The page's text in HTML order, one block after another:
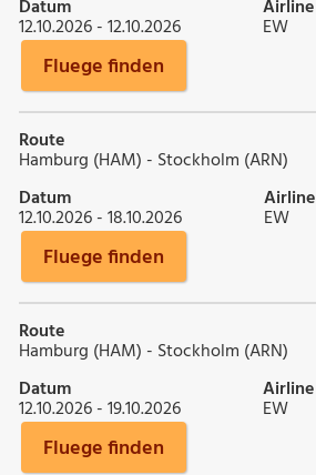
Datum
12.10.2026 - 12.10.2026
Airline
EW
Fluege finden
Route
Hamburg (HAM) - Stockholm (ARN)
Datum
12.10.2026 - 18.10.2026
Airline
EW
Fluege finden
Route
Hamburg (HAM) - Stockholm (ARN)
Datum
12.10.2026 - 19.10.2026
Airline
EW
Fluege finden